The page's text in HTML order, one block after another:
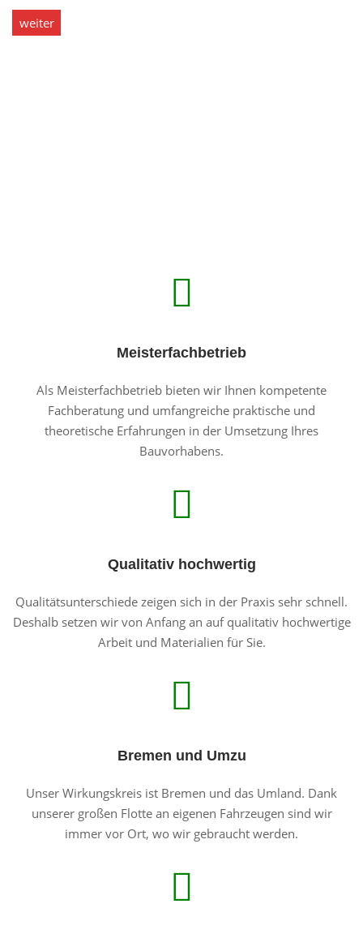
weiter
Meisterfachbetrieb
Als Meisterfachbetrieb bieten wir Ihnen kompetente
Fachberatung und umfangreiche praktische und
theoretische Erfahrungen in der Umsetzung Ihres
Bauvorhabens.
Qualitativ hochwertig
Qualitätsunterschiede zeigen sich in der Praxis sehr schnell.
Deshalb setzen wir von Anfang an auf qualitativ hochwertige
Arbeit und Materialien für Sie.
Bremen und Umzu
Unser Wirkungskreis ist Bremen und das Umland. Dank
unserer großen Flotte an eigenen Fahrzeugen sind wir
immer vor Ort, wo wir gebraucht werden.